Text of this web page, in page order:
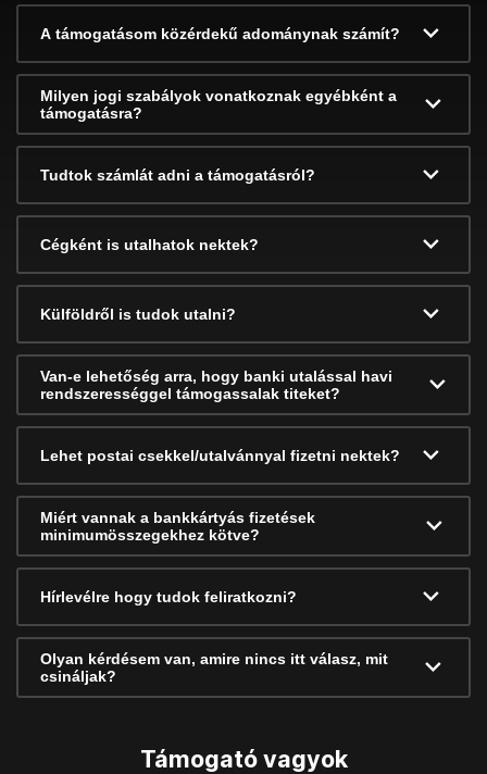
A támogatásom közérdekű adománynak számít?
Milyen jogi szabályok vonatkoznak egyébként a
támogatásra?
Tudtok számlát adni a támogatásról?
Cégként is utalhatok nektek?
Külföldről is tudok utalni?
Van-e lehetőség arra, hogy banki utalással havi
rendszerességgel támogassalak titeket?
Lehet postai csekkel/utalvánnyal fizetni nektek?
Miért vannak a bankkártyás fizetések
minimumösszegekhez kötve?
Hírlevélre hogy tudok feliratkozni?
Olyan kérdésem van, amire nincs itt válasz, mit
csináljak?
Támogató vagyok